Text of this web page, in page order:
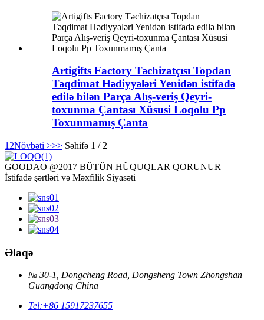
Artigifts Factory Təchizatçısı Topdan
Təqdimat Hədiyyələri Yenidən istifadə
edilə bilən Parça Alış-veriş Qeyri-
toxunma Çantası Xüsusi Loqolu Pp
Toxunmamış Çanta
1 2Növbəti >>> Səhifə 1 / 2
GOODAO @2017 BÜTÜN HÜQUQLAR QORUNUR
İstifadə şərtləri və Məxfilik Siyasəti
Əlaqə
№ 30-1, Dongcheng Road, Dongsheng Town Zhongshan
Guangdong China
Tel:+86 15917237655